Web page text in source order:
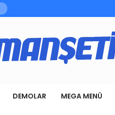
DEMOLAR MEGA MENÜ